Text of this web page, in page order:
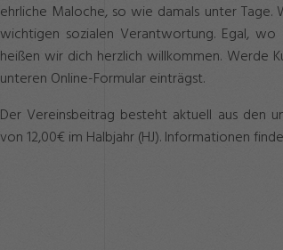
ehrliche Maloche, so wie damals unter
wichtigen sozialen Verantwortung. Egal,
heißen wir dich herzlich willkommen. Werde
unteren Online-Formular einträgst.
Der Vereinsbeitrag besteht aktuell aus den
von 12,00€ im Halbjahr (HJ). Informationen